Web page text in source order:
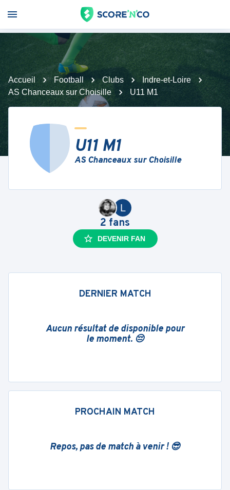
Accueil Football Clubs
Indre-et-Loire
AS Chanceaux sur Choisille
U11 M1
U11 M1
AS Chanceaux sur Choisille
L
2 fans
DEVENIR FAN
DERNIER MATCH
Aucun résultat de disponible pour
le moment. 😔
PROCHAIN MATCH
Repos, pas de match à venir ! 😎